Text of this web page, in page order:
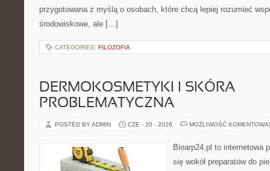
przygotowana z myślą o osobach, które chcą lepiej rozumieć
środowiskowe, ale […]
CATEGORIES: FILOZOFIA
DERMOKOSMETYKI I SKÓRA
PROBLEMATYCZNA
POSTED BY ADMIN CZE - 20 - 2026 MOŻLIWOŚĆ
Bioarp24.pl to internetowa
się wokół preparatów do